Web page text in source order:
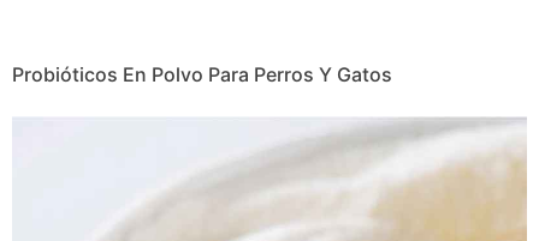
Probióticos En Polvo Para Perros Y Gatos